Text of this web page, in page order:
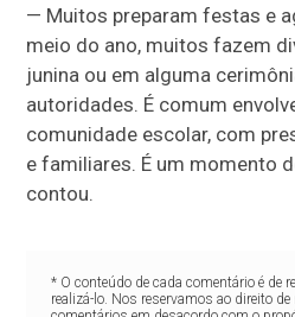
— Muitos preparam festas e
meio do ano, muitos fazem
junina ou em alguma
autoridades. É comum
comunidade escolar, com
e familiares. É um momento
contou.
* O conteúdo de cada comentário é de
realizá-lo. Nos reservamos ao direito